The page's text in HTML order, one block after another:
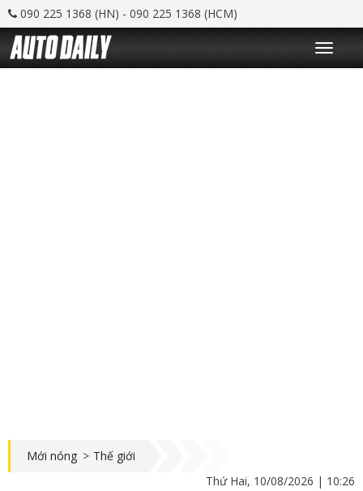
090 225 1368 (HN) - 090 225 1368 (HCM)
T
o
g
Mới nóng > Thế giới
Thứ Hai, 10/08/2026 | 10:26